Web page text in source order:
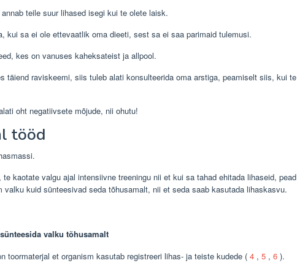
teile suur lihased isegi kui te olete laisk.
kui sa ei ole ettevaatlik oma dieeti, sest sa ei saa parimaid tulemusi.
kes on vanuses kaheksateist ja allpool.
täiend raviskeemi, siis tuleb alati konsulteerida oma arstiga, peamiselt siis, kui te
oht negatiivsete mõjude, nii ohutu!
tööd
te kaotate valgu ajal intensiivne treeningu nii et kui sa tahad ehitada lihaseid, pead
valku kuid sünteesivad seda tõhusamalt, nii et seda saab kasutada lihaskasvu.
valku tõhusamalt
toormaterjal et organism kasutab registreeri lihas- ja teiste kudede ( 4 , 5 , 6 ).